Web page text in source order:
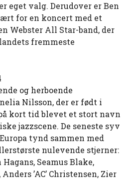
eget valg. Derudover er Ben
for en koncert med et
Webster All Star-band, der
fremmeste
og herboende
Nilsson, der er født i
kort tid blevet et stort navn
jazzscene. De seneste syv
tynd sammen med
nulevende stjerner:
Seamus Blake,
’AC’ Christensen, Zier